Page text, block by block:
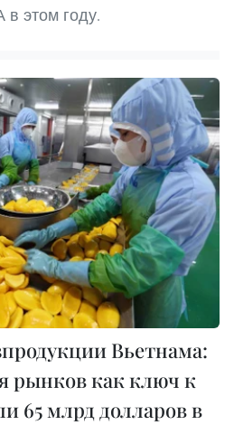
этом году.
Вьетнама:
рынков как ключ к
65 млрд долларов в